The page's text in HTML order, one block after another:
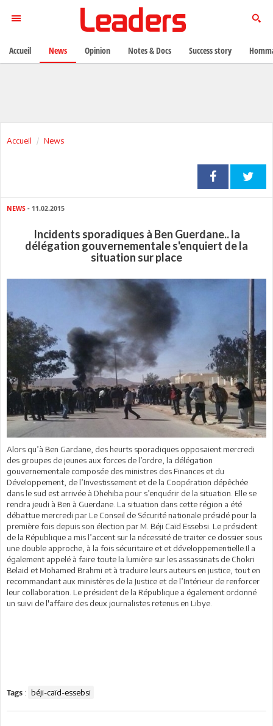
Accueil News
NEWS - 11.02.2015
Incidents sporadiques à Ben Guerdane.. la
délégation gouvernementale s'enquiert de la
situation sur place
Alors qu’à Ben Gardane, des heurts sporadiques opposaient mercredi
des groupes de jeunes aux forces de l’ordre, la délégation
gouvernementale composée des ministres des Finances et du
Développement, de l’Investissement et de la Coopération dépêchée
dans le sud est arrivée à Dhehiba pour s’enquérir de la situation. Elle se
rendra jeudi à Ben à Guerdane. La situation dans cette région a été
débattue mercredi par Le Conseil de Sécurité nationale présidé pour la
première fois depuis son élection par M. Béji Caïd Essebsi. Le président
de la République a mis l’accent sur la nécessité de traiter ce dossier sous
une double approche, à la fois sécuritaire et et développementielle.Il a
également appelé à faire toute la lumière sur les assassinats de Chokri
Belaid et Mohamed Brahmi et à traduire leurs auteurs en justice, tout en
recommandant aux ministères de la Justice et de l’Intérieur de renforcer
leur collaboration. Le président de la République a également ordonné
un suivi de l'affaire des deux journalistes retenus en Libye.
Tags : béji-caïd-essebsi
Accueil News Opinion Notes & Docs Success story